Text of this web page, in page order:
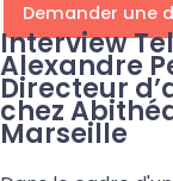
Demander une
Interview
Alexandre
Directeur
chez
Marseille